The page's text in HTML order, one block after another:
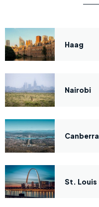
Haag
Nairobi
Canberra
St. Louis